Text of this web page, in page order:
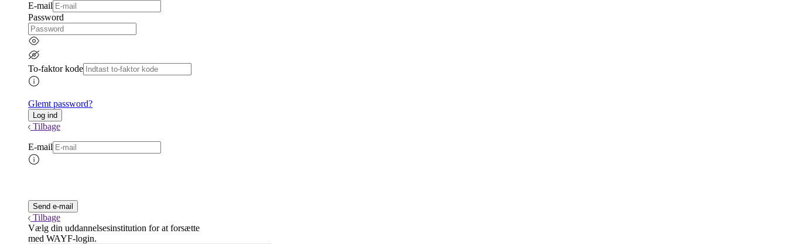
E-mail
Password
To-faktor kode
Glemt password?
Tilbage
E-mail
Tilbage
Vælg din uddannelsesinstitution for at forsætte
med WAYF-login.